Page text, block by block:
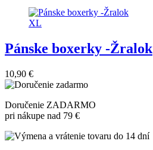
XL
Pánske boxerky -Žralok
10,90 €
Doručenie ZADARMO
pri nákupe nad 79 €